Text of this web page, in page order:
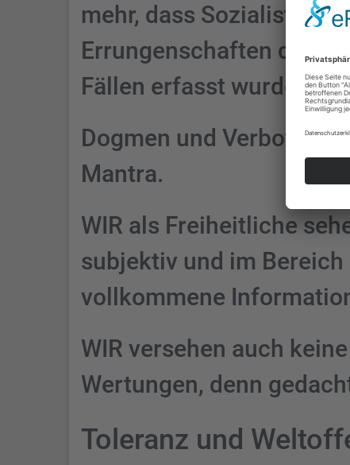
mehr, dass Sozialisten
Errungenschaften des
Fällen erfasst wurden.
Dogmen und Verbote
Mantra.
WIR als Freiheitliche
subjektiv und im Bereich
vollkommene
WIR versehen auch
Wertungen, denn
Toleranz und